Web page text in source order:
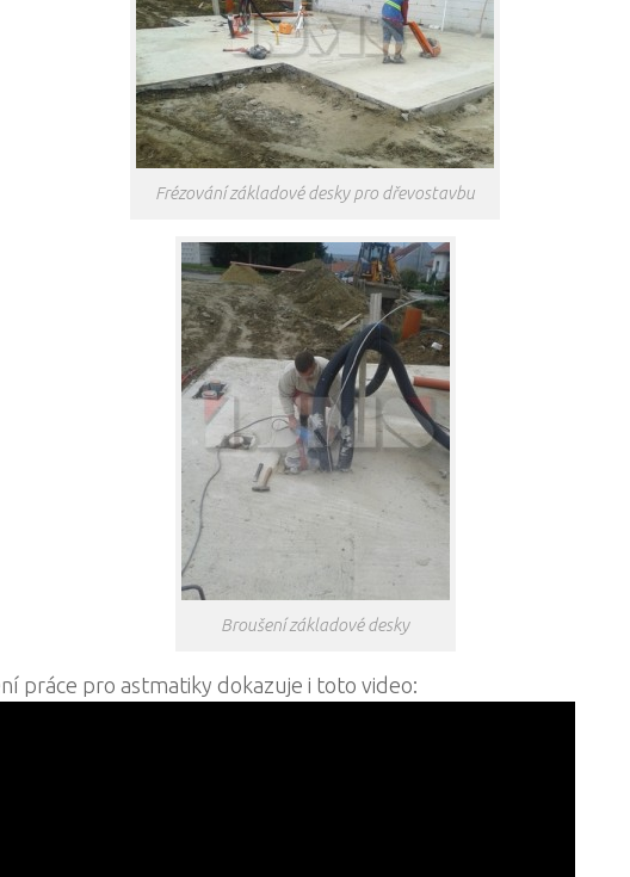
Frézování základové desky pro dřevostavbu
Broušení základové desky
práce pro astmatiky dokazuje i toto video: